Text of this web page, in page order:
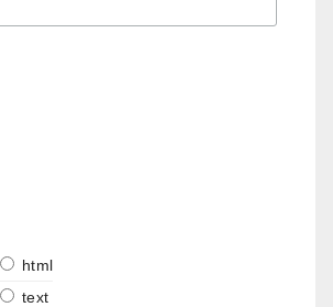
html
text